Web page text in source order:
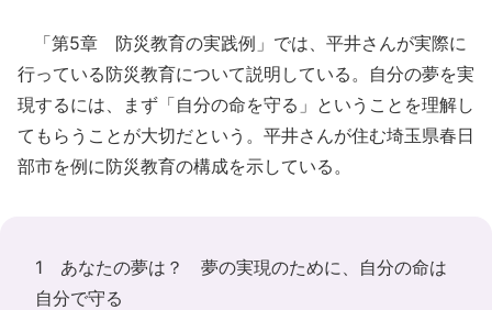
「第5章 防災教育の実践例」では、平井さんが実際に
行っている防災教育について説明している。自分の夢を実
現するには、まず「自分の命を守る」ということを理解し
てもらうことが大切だという。平井さんが住む埼玉県春日
部市を例に防災教育の構成を示している。
1 あなたの夢は？ 夢の実現のために、自分の命は
自分で守る